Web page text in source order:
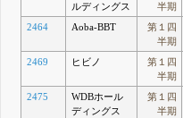
ルディングス
半期
2464 Aoba‐BBT
第１四
半期
2469 ヒビノ
第１四
半期
2475
WDBホール
ディングス
第１四
半期